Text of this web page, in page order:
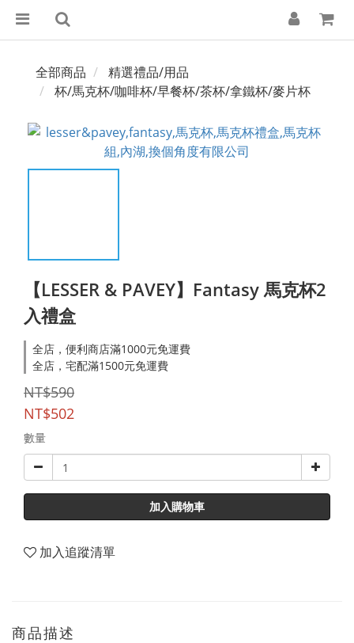
全部商品
精選禮品/用品
杯/馬克杯/咖啡杯/早餐杯/茶杯/拿鐵杯/麥片杯
【LESSER & PAVEY】Fantasy 馬克杯2
入禮盒
全店，便利商店滿1000元免運費
全店，宅配滿1500元免運費
NT$590
NT$502
數量
加入購物車
加入追蹤清單
商品描述